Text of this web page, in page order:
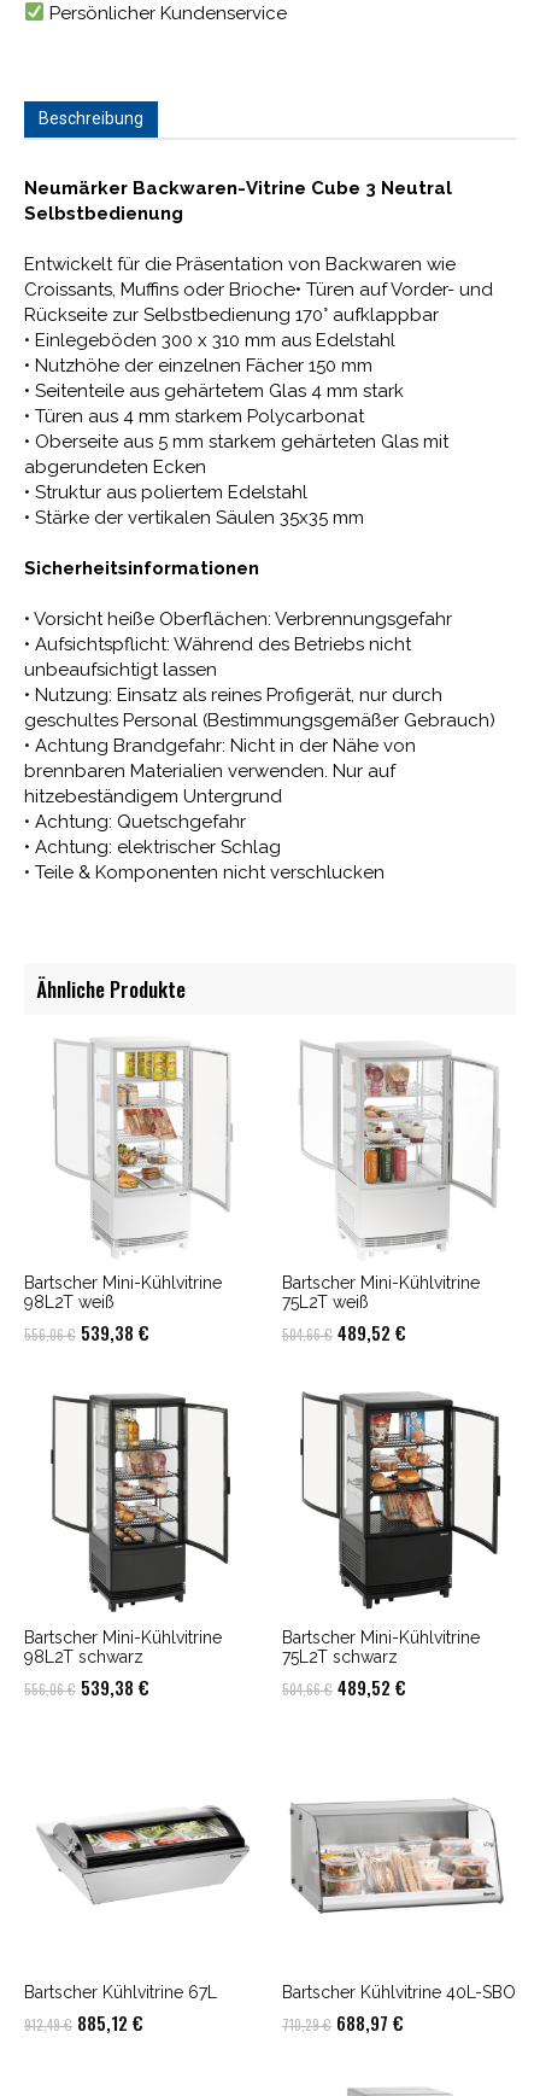
Persönlicher Kundenservice
Beschreibung
Neumärker Backwaren-Vitrine Cube 3 Neutral
Selbstbedienung
Entwickelt für die Präsentation von Backwaren wie
Croissants, Muffins oder Brioche• Türen auf Vorder- und
Rückseite zur Selbstbedienung 170° aufklappbar
• Einlegeböden 300 x 310 mm aus Edelstahl
• Nutzhöhe der einzelnen Fächer 150 mm
• Seitenteile aus gehärtetem Glas 4 mm stark
• Türen aus 4 mm starkem Polycarbonat
• Oberseite aus 5 mm starkem gehärteten Glas mit
abgerundeten Ecken
• Struktur aus poliertem Edelstahl
• Stärke der vertikalen Säulen 35x35 mm
Sicherheitsinformationen
• Vorsicht heiße Oberflächen: Verbrennungsgefahr
• Aufsichtspflicht: Während des Betriebs nicht
unbeaufsichtigt lassen
• Nutzung: Einsatz als reines Profigerät, nur durch
geschultes Personal (Bestimmungsgemäßer Gebrauch)
• Achtung Brandgefahr: Nicht in der Nähe von
brennbaren Materialien verwenden. Nur auf
hitzebeständigem Untergrund
• Achtung: Quetschgefahr
• Achtung: elektrischer Schlag
• Teile & Komponenten nicht verschlucken
Ähnliche Produkte
Bartscher Mini-Kühlvitrine
98L2T weiß
556,06€ Ursprünglicher
war:
556,06 €
539,38 €
ist:
539,38 €.
Bartscher Mini-Kühlvitrine
75L2T weiß
504,66€ Ursprünglicher
war:
504,66 €
489,52 €
ist:
489,52 €.
Bartscher Mini-Kühlvitrine
98L2T schwarz
556,06€ Ursprünglicher
539,38 €
Bartscher Mini-Kühlvitrine
75L2T schwarz
504,66€ Ursprünglicher
489,52 €
Bartscher Kühlvitrine 67L
912,49€ Ursprünglicher
885,12 €
Bartscher Kühlvitrine 40L-SBO
710,29€ Ursprünglicher
war:
688,97 €
ist: